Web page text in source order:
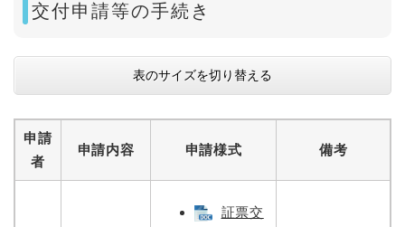
交付申請等の手続き
表のサイズを切り替える
申請
者
申請内容 申請様式 備考
証票交